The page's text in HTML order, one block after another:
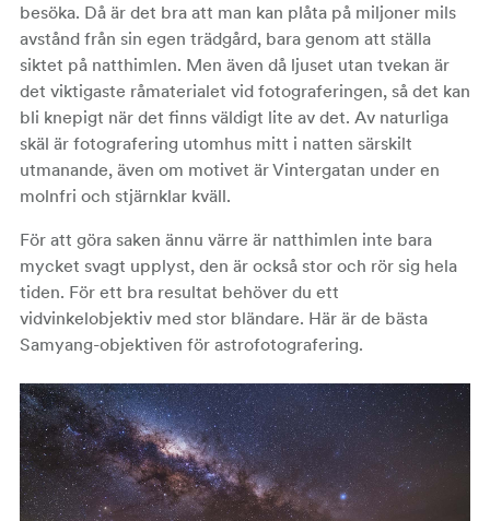
besöka. Då är det bra att man kan plåta på miljoner mils
avstånd från sin egen trädgård, bara genom att ställa
siktet på natthimlen. Men även då ljuset utan tvekan är
det viktigaste råmaterialet vid fotograferingen, så det kan
bli knepigt när det finns väldigt lite av det. Av naturliga
skäl är fotografering utomhus mitt i natten särskilt
utmanande, även om motivet är Vintergatan under en
molnfri och stjärnklar kväll.
För att göra saken ännu värre är natthimlen inte bara
mycket svagt upplyst, den är också stor och rör sig hela
tiden. För ett bra resultat behöver du ett
vidvinkelobjektiv med stor bländare. Här är de bästa
Samyang-objektiven för astrofotografering.